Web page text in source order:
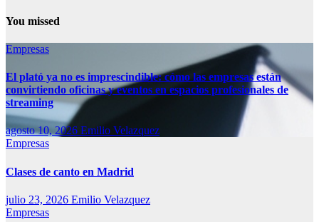
You missed
Empresas
El plató ya no es imprescindible: cómo las empresas están
convirtiendo oficinas y eventos en espacios profesionales de
streaming
agosto 10, 2026 Emilio Velazquez
Empresas
Clases de canto en Madrid
julio 23, 2026 Emilio Velazquez
Empresas